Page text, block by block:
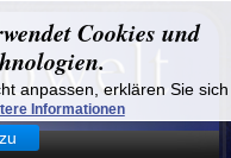
Cookies und
anpassen, erklären Sie sich
Informationen